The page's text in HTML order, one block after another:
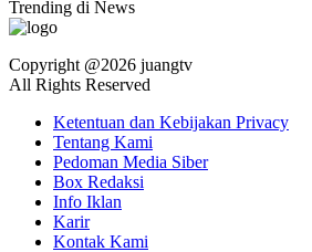
Trending di News
Copyright @2026 juangtv
All Rights Reserved
Ketentuan dan Kebijakan Privacy
Tentang Kami
Pedoman Media Siber
Box Redaksi
Info Iklan
Karir
Kontak Kami